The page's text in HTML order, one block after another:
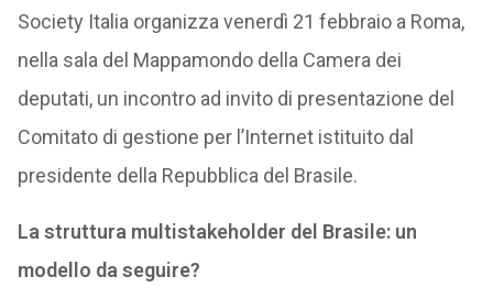
Society Italia organizza venerdì 21 febbraio a Roma,
nella sala del Mappamondo della Camera dei
deputati, un incontro ad invito di presentazione del
Comitato di gestione per l’Internet istituito dal
presidente della Repubblica del Brasile.
La struttura multistakeholder del Brasile: un
modello da seguire?